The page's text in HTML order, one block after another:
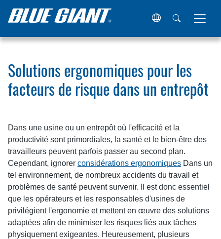
Maison Ressources Articles Solutions ergonomiques
Solutions ergonomiques pour les
facteurs de risque dans un entrepôt
Dans une usine ou un entrepôt où l'efficacité et la
productivité sont primordiales, la santé et le bien-être des
travailleurs peuvent parfois passer au second plan.
Cependant, ignorer considérations ergonomiques Dans un
tel environnement, de nombreux accidents du travail et
problèmes de santé peuvent survenir. Il est donc essentiel
que les opérateurs et les responsables d'usines de
privilégient l'ergonomie et mettent en œuvre des solutions
adaptées afin de minimiser les risques liés aux tâches
physiquement exigeantes. Heureusement, plusieurs